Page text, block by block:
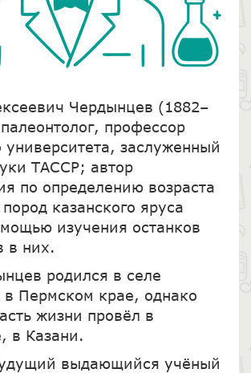
Чердынцев (1882–
профессор
университета, заслуженный
ТАССР; автор
по определению возраста
казанского яруса
изучения останков
в них.
родился в селе
Пермском крае, однако
жизни провёл в
в Казани.
выдающийся учёный